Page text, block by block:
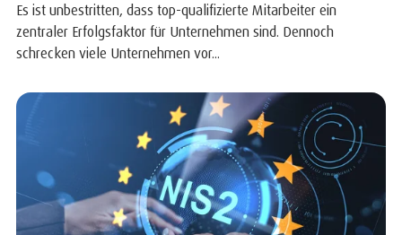
Es ist unbestritten, dass top-qualifizierte Mitarbeiter ein
zentraler Erfolgsfaktor für Unternehmen sind. Dennoch
schrecken viele Unternehmen vor...